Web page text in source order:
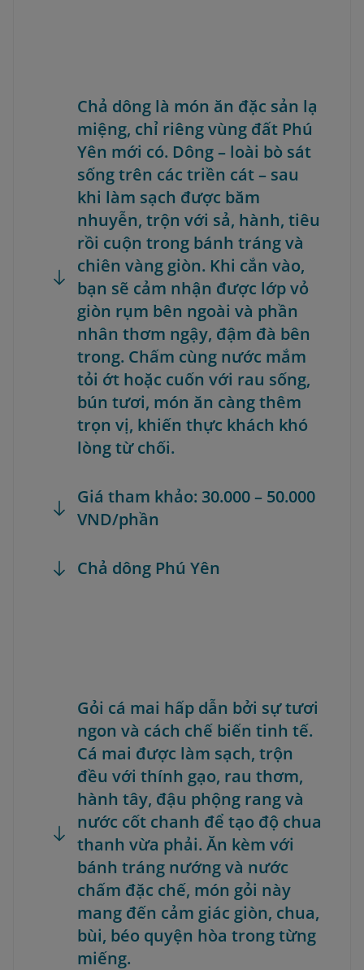
Chả dông là món ăn đặc sản lạ
miệng, chỉ riêng vùng đất Phú
Yên mới có. Dông – loài bò sát
sống trên các triền cát – sau
khi làm sạch được băm
nhuyễn, trộn với sả, hành, tiêu
rồi cuộn trong bánh tráng và
chiên vàng giòn. Khi cắn vào,
bạn sẽ cảm nhận được lớp vỏ
giòn rụm bên ngoài và phần
nhân thơm ngậy, đậm đà bên
trong. Chấm cùng nước mắm
tỏi ớt hoặc cuốn với rau sống,
bún tươi, món ăn càng thêm
trọn vị, khiến thực khách khó
lòng từ chối.
Giá tham khảo: 30.000 – 50.000
VND/phần
Chả dông Phú Yên
Gỏi cá mai hấp dẫn bởi sự tươi
ngon và cách chế biến tinh tế.
Cá mai được làm sạch, trộn
đều với thính gạo, rau thơm,
hành tây, đậu phộng rang và
nước cốt chanh để tạo độ chua
thanh vừa phải. Ăn kèm với
bánh tráng nướng và nước
chấm đặc chế, món gỏi này
mang đến cảm giác giòn, chua,
bùi, béo quyện hòa trong từng
miếng.